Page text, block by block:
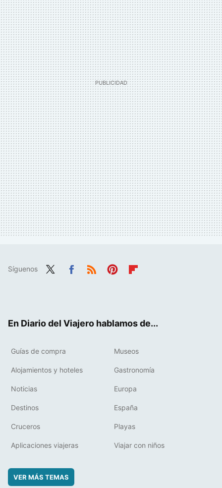
Síguenos
En Diario del Viajero hablamos de...
Guías de compra Museos
Alojamientos y hoteles Gastronomía
Noticias Europa
Destinos España
Cruceros Playas
Aplicaciones viajeras Viajar con niños
VER MÁS TEMAS